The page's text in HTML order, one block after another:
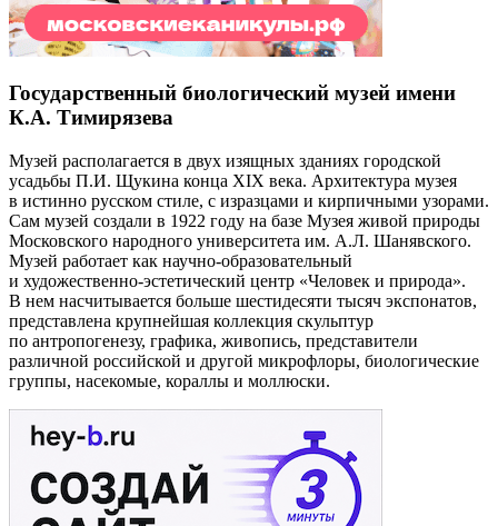
Государственный биологический музей имени
К.А. Тимирязева
Музей располагается в двух изящных зданиях городской
усадьбы П.И. Щукина конца XIX века. Архитектура музея
в истинно русском стиле, с изразцами и кирпичными узорами.
Сам музей создали в 1922 году на базе Музея живой природы
Московского народного университета им. А.Л. Шанявского.
Музей работает как научно-образовательный
и художественно-эстетический центр «Человек и природа».
В нем насчитывается больше шестидесяти тысяч экспонатов,
представлена крупнейшая коллекция скульптур
по антропогенезу, графика, живопись, представители
различной российской и другой микрофлоры, биологические
группы, насекомые, кораллы и моллюски.